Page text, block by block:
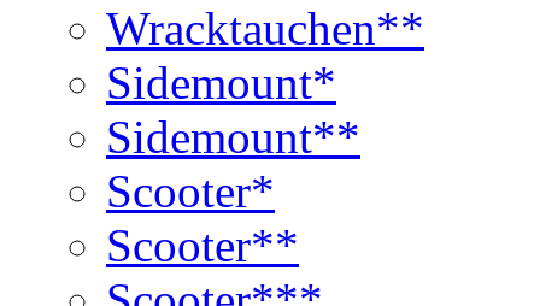
Wracktauchen**
Sidemount*
Sidemount**
Scooter*
Scooter**